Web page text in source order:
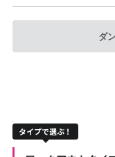
ダ
タイプで選ぶ！